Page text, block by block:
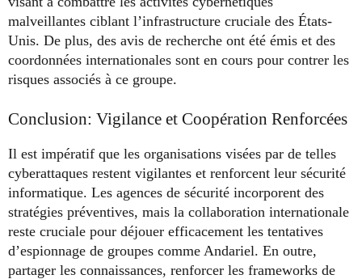
malveillantes ciblant l’infrastructure cruciale des États-
Unis. De plus, des avis de recherche ont été émis et des
coordonnées internationales sont en cours pour contrer les
risques associés à ce groupe.
Conclusion: Vigilance et Coopération Renforcées
Il est impératif que les organisations visées par de telles
cyberattaques restent vigilantes et renforcent leur sécurité
informatique. Les agences de sécurité incorporent des
stratégies préventives, mais la collaboration internationale
reste cruciale pour déjouer efficacement les tentatives
d’espionnage de groupes comme Andariel. En outre,
partager les connaissances, renforcer les frameworks de